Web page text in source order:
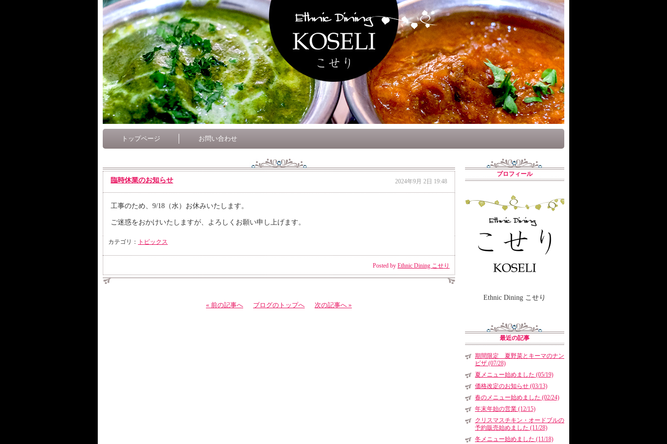
トップページ お問い合わせ
臨時休業のお知らせ 2024年9月 2日 19:48
工事のため、9/18（水）お休みいたします。
ご迷惑をおかけいたしますが、よろしくお願い申し上げます。
カテゴリ： トピックス
Posted by Ethnic Dining こせり
« 前の記事へ ブログのトップへ 次の記事へ »
プロフィール
Ethnic Dining こせり
最近の記事
期間限定 夏野菜とキーマのナン
ピザ (07/28)
夏メニュー始めました (05/19)
価格改定のお知らせ (03/13)
春のメニュー始めました (02/24)
年末年始の営業 (12/15)
クリスマスチキン・オードブルの
予約販売始めました (11/28)
冬メニュー始めました (11/18)